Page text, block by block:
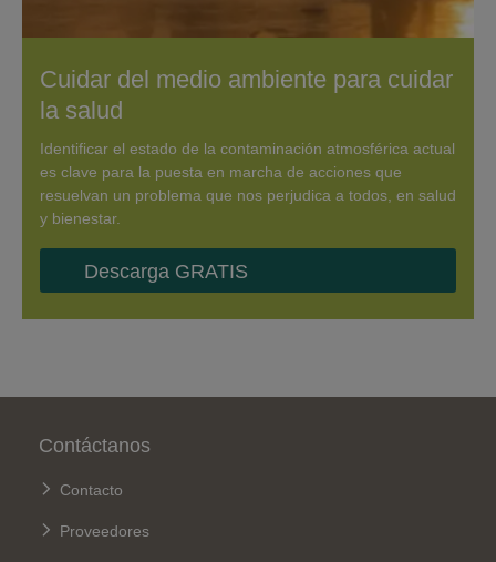
Cuidar del medio ambiente para cuidar
la salud
Identificar el estado de la contaminación atmosférica actual
es clave para la puesta en marcha de acciones que
resuelvan un problema que nos perjudica a todos, en salud
y bienestar.
Descarga GRATIS
Pie de página
Contáctanos
Contacto
Proveedores